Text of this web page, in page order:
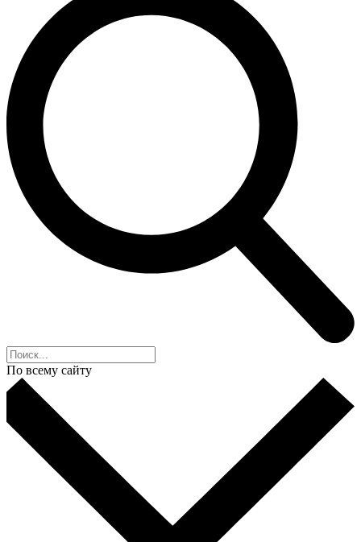
По всему сайту